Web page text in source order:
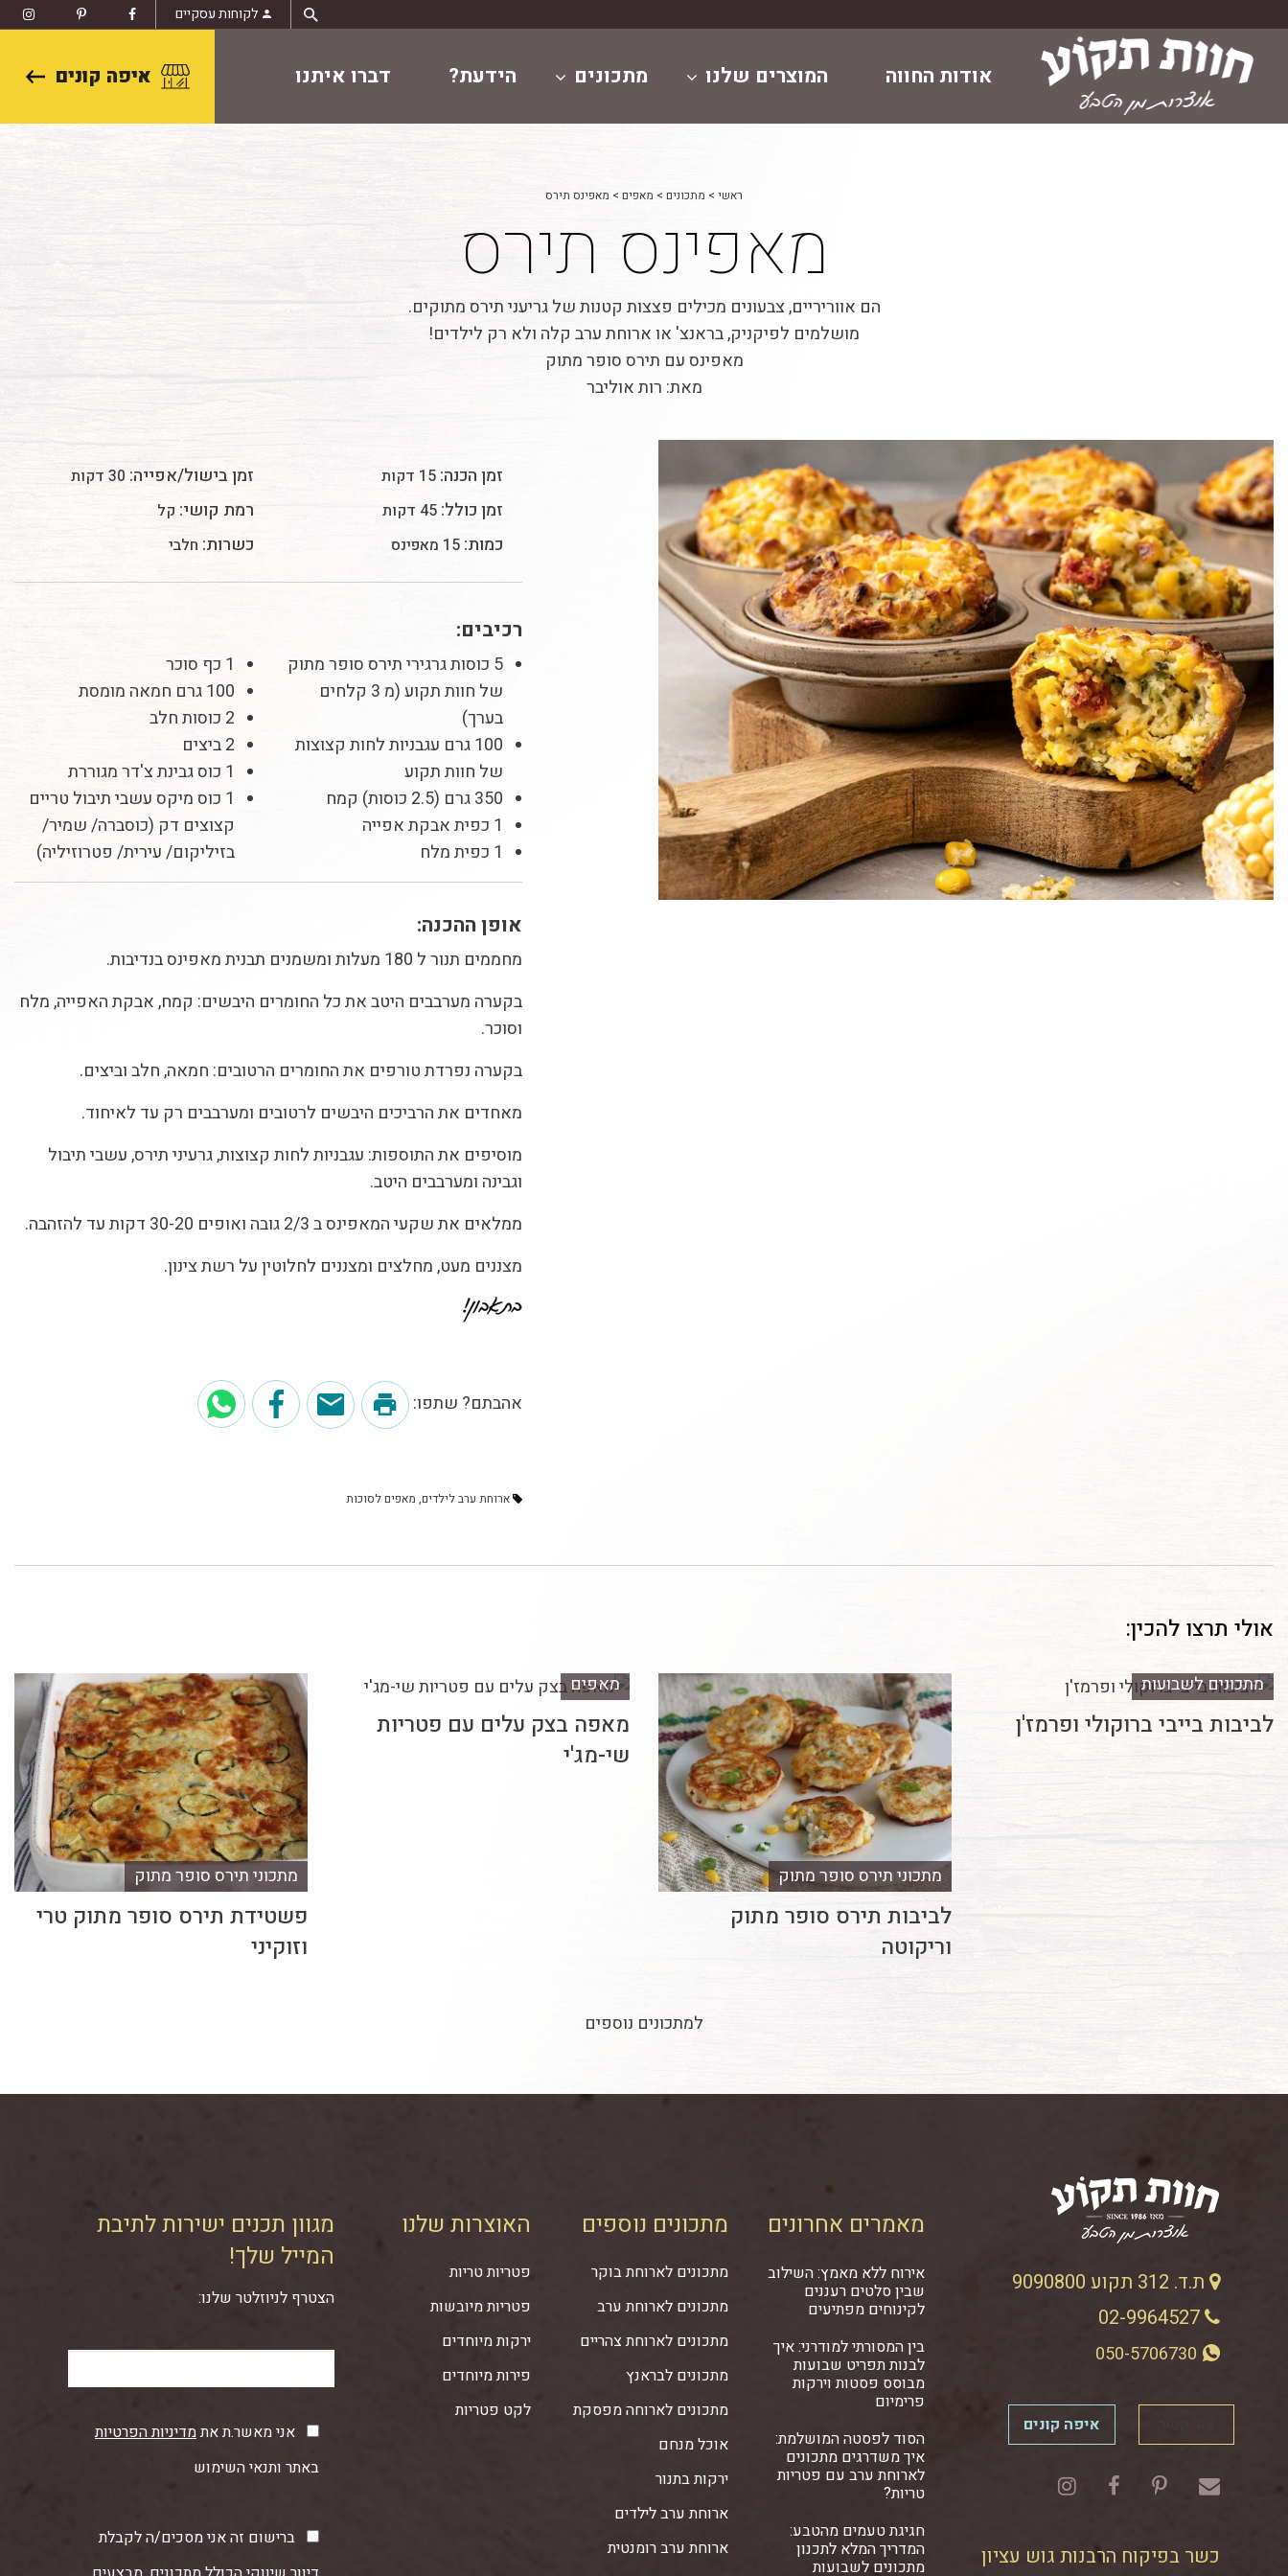
content
לקוחות עסקיים
אודות החווה המוצרים שלנו מתכונים הידעת? דברו איתנו איפה קונים
ראשי > מתכונים > מאפים > מאפינס תירס
מאפינס תירס
הם אווריריים, צבעונים מכילים פצצות קטנות של גריעני תירס מתוקים.
מושלמים לפיקניק, בראנצ' או ארוחת ערב קלה ולא רק לילדים!
מאפינס עם תירס סופר מתוק
מאת: רות אוליבר
זמן הכנה: 15 דקות זמן בישול/אפייה: 30 דקות
זמן כולל: 45 דקות רמת קושי: קל
כמות: 15 מאפינס כשרות: חלבי
רכיבים:
5 כוסות גרגירי
תירס סופר מתוק
של חוות תקוע (מ 3 קלחים
בערך)
100 גרם
עגבניות לחותקצוצות
של חוות תקוע
350 גרם (2.5 כוסות) קמח
1 כפית אבקת אפייה
1 כפית מלח
1 כף סוכר
100 גרם חמאה מומסת
2 כוסות חלב
2 ביצים
1 כוס גבינת צ'דר מגוררת
1 כוס מיקס עשבי תיבול טריים
קצוצים דק (כוסברה/ שמיר/
בזיליקום/ עירית/ פטרוזיליה)
אופן ההכנה:
מחממים תנור ל 180 מעלות ומשמנים תבנית מאפינס בנדיבות.
בקערה מערבבים היטב את כל החומרים היבשים: קמח, אבקת האפייה, מלח
וסוכר.
בקערה נפרדת טורפים את החומרים הרטובים: חמאה, חלב וביצים.
מאחדים את הרביכים היבשים לרטובים ומערבבים רק עד לאיחוד.
מוסיפים את התוספות: עגבניות לחות קצוצות, גרעיני תירס, עשבי תיבול
וגבינה ומערבבים היטב.
ממלאים את שקעי המאפינס ב 2/3 גובה ואופים 30-20 דקות עד להזהבה.
מצננים מעט, מחלצים ומצננים לחלוטין על רשת צינון.
אהבתם? שתפו:
ארוחת ערב לילדים מאפים לסוכות
אולי תרצו להכין:
מתכונים לשבועות
לביבות בייבי ברוקולי ופרמז'ן
מתכוני תירס סופר מתוק
לביבות תירס סופר מתוק
וריקוטה
מאפים
מאפה בצק עלים עם פטריות
שי-מג'י
מתכוני תירס סופר מתוק
פשטידת תירס סופר מתוק טרי
וזוקיני
למתכונים נוספים
ת.ד. 312 תקוע 9090800
איפה קונים
כשר בפיקוח הרבנות גוש עציון
מאמרים אחרונים
אירוח ללא מאמץ: השילוב
שבין סלטים רעננים
לקינוחים מפתיעים
בין המסורתי למודרני: איך
לבנות תפריט שבועות
מבוסס פסטות וירקות
פרימיום
הסוד לפסטה המושלמת:
איך משדרגים מתכונים
לארוחת ערב עם פטריות
טריות?
חגיגת טעמים מהטבע:
המדריך המלא לתכנון
מתכונים לשבועות
מתכונים נוספים
מתכונים לארוחת בוקר
מתכונים לארוחת ערב
מתכונים לארוחת צהריים
מתכונים לבראנץ
מתכונים לארוחה מפסקת
אוכל מנחם
ירקות בתנור
ארוחת ערב לילדים
ארוחת ערב רומנטית
האוצרות שלנו
פטריות טריות
פטריות מיובשות
ירקות מיוחדים
פירות מיוחדים
לקט פטריות
מגוון תכנים ישירות לתיבת
המייל שלך!
הצטרף לניוזלטר שלנו:
אני מאשר.ת אתמדיניות הפרטיות
באתר ותנאי השימוש
ברישום זה אני מסכים/ה לקבלת